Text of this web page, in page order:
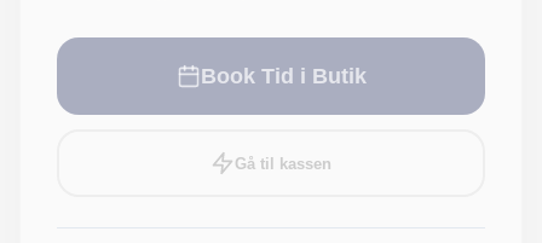
Book Tid i Butik
Gå til kassen